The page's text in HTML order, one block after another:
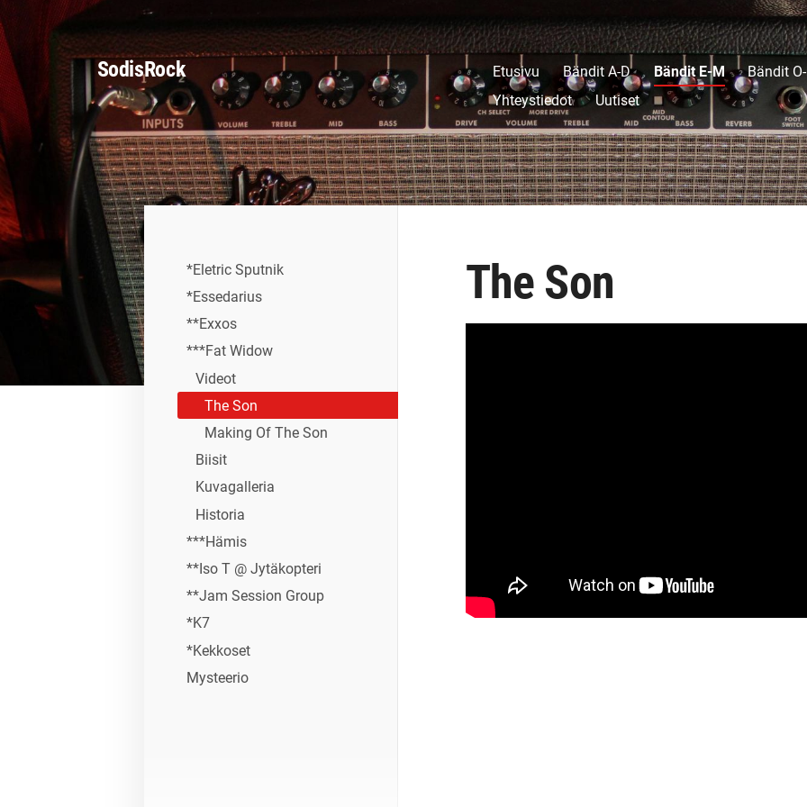
sivun
sisältöön
SodisRock Etusivu Bändit A-D Bändit E-M Bändit
Yhteystiedot
Uutiset
*Eletric Sputnik
*Essedarius
**Exxos
***Fat Widow
Videot
The Son
Making Of The Son
Biisit
Kuvagalleria
Historia
***Hämis
**Iso T @ Jytäkopteri
**Jam Session Group
*K7
*Kekkoset
Mysteerio
The Son